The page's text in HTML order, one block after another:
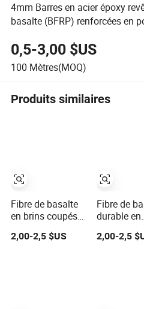
4mm Barres en acier époxy
basalte (BFRP) renforcées en
0,5-3,00 $US
100 Mètres(MOQ)
Produits similaires
Fibre de basalte
en brins coupés
renforcement des
2,00-2,5 $US
Fibre de
durable en
des
2,00-2,5